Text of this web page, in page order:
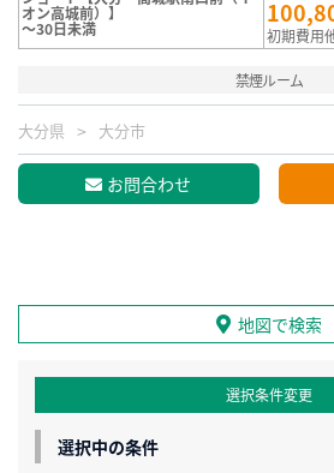
オン高城前）】
～30日未満
初期費用
禁煙ルーム
大分県 大分市
お問合わせ
地図で検索
選択条件変更
選択中の条件